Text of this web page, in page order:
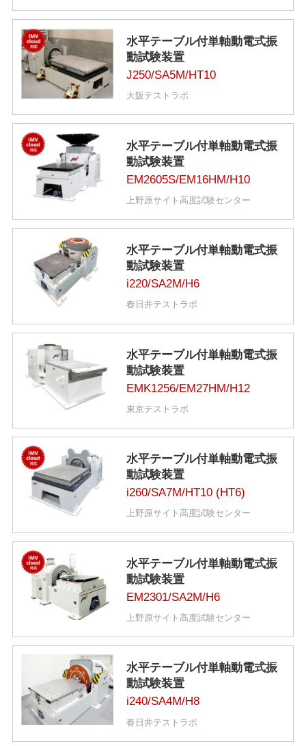
水平テーブル付単軸動電式振
動試験装置
J250/SA5M/HT10
大阪テストラボ
水平テーブル付単軸動電式振
動試験装置
EM2605S/EM16HM/H10
上野原サイト高度試験センター
水平テーブル付単軸動電式振
動試験装置
i220/SA2M/H6
春日井テストラボ
水平テーブル付単軸動電式振
動試験装置
EMK1256/EM27HM/H12
東京テストラボ
水平テーブル付単軸動電式振
動試験装置
i260/SA7M/HT10 (HT6)
上野原サイト高度試験センター
水平テーブル付単軸動電式振
動試験装置
EM2301/SA2M/H6
上野原サイト高度試験センター
水平テーブル付単軸動電式振
動試験装置
i240/SA4M/H8
春日井テストラボ